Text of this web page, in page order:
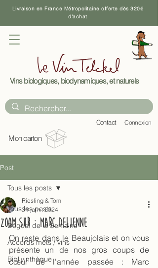
Livraison en France Métropolitaine offerte dès 320€
d'achat
Vins biologiques, biodynamiques, et naturels
Mon carton
Contact Connexion
Post
Tous les posts
Dégust de la Semaine
Accords mets / vins
Biblivinthèque
Tous les posts
Zoom sur : Marc Delienne
Riesling & Tom
31 janv. 2024
On reste dans le Beaujolais et on vous
présente un de nos gros coups de
cœur de l'année passée : Marc